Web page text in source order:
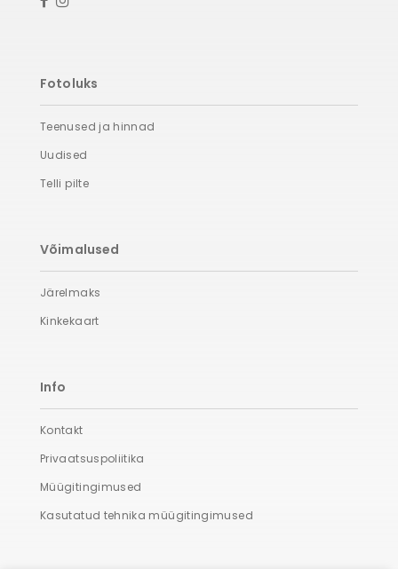
Fotoluks
Teenused ja hinnad
Uudised
Telli pilte
Võimalused
Järelmaks
Kinkekaart
Info
Kontakt
Privaatsuspoliitika
Müügitingimused
Kasutatud tehnika müügitingimused